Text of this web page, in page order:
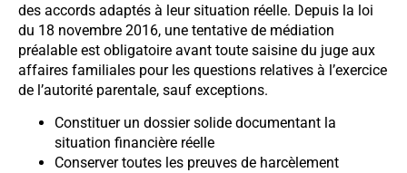
des accords adaptés à leur situation réelle. Depuis la loi
du 18 novembre 2016, une tentative de médiation
préalable est obligatoire avant toute saisine du juge aux
affaires familiales pour les questions relatives à l’exercice
de l’autorité parentale, sauf exceptions.
Constituer un dossier solide documentant la
situation financière réelle
Conserver toutes les preuves de harcèlement